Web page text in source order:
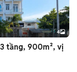
4
tầng, 900m², vị